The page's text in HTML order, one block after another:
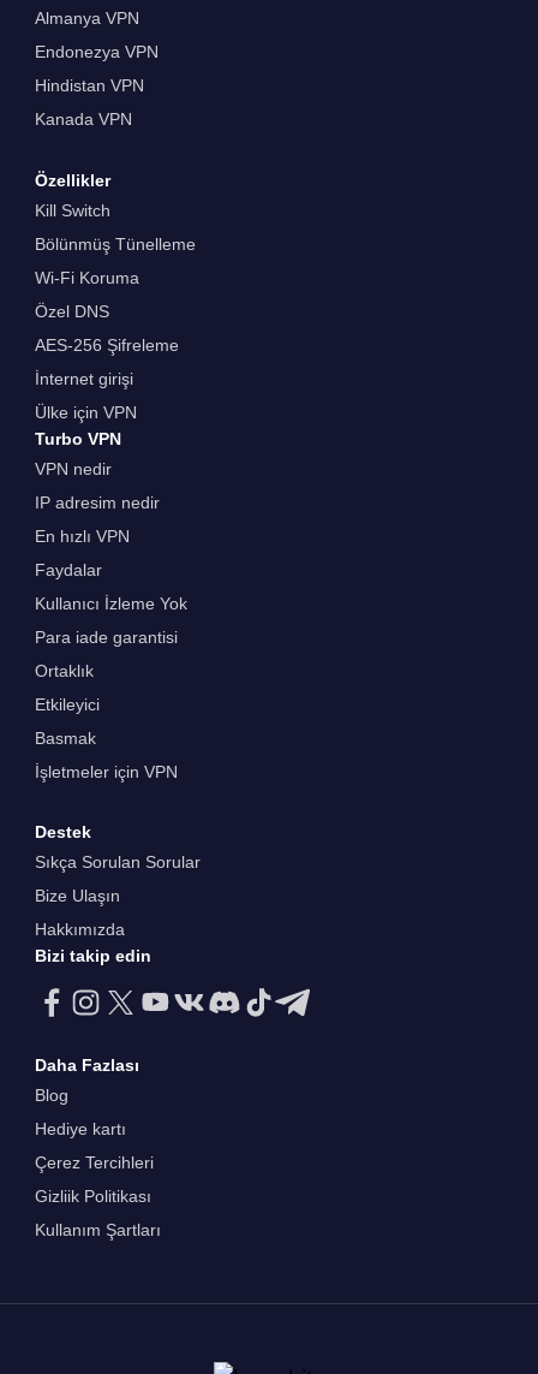
Almanya VPN
Endonezya VPN
Hindistan VPN
Kanada VPN
Özellikler
Kill Switch
Bölünmüş Tünelleme
Wi-Fi Koruma
Özel DNS
AES-256 Şifreleme
İnternet girişi
Ülke için VPN
Turbo VPN
VPN nedir
IP adresim nedir
En hızlı VPN
Faydalar
Kullanıcı İzleme Yok
Para iade garantisi
Ortaklık
Etkileyici
Basmak
İşletmeler için VPN
Destek
Sıkça Sorulan Sorular
Bize Ulaşın
Hakkımızda
Bizi takip edin
Daha Fazlası
Blog
Hediye kartı
Çerez Tercihleri
Gizliik Politikası
Kullanım Şartları